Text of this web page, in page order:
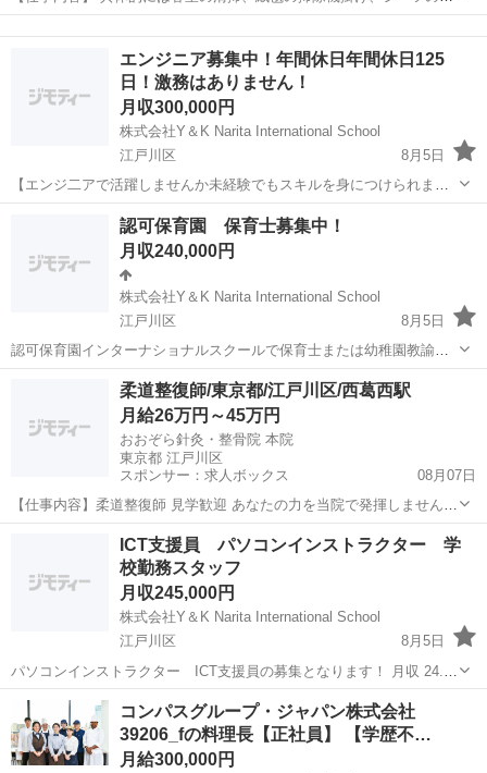
替え、バスルームの水滴拭き取り、アメニティの補充、メイドさんの
シフト管理などをして頂きます。複雑な業務もなく、未経験の方でも
安心して働けます。 【サポー...
エンジニア募集中！年間休日年間休日125
日！激務はありません！
月収300,000円
株式会社Y＆K Narita International School
江戸川区
8月5日
【エンジ二アで活躍しませんか未経験でもスキルを身につけられま
す】 未経験者でも大歓迎です！経験者尚更大歓迎です！ エンジニアに
なってスキルを手に入れ将来独立したい方大歓迎です！ 【職務内容】
・ エンジニアとして...
江戸川区 その他 業務
認可保育園 保育士募集中！
月収240,000円
株式会社Y＆K Narita International School
江戸川区
8月5日
認可保育園インターナショナルスクールで保育士または幼稚園教諭の
募集です。 日常では英語を使いますので英語力がある方が望ましいで
す。 英語が苦手な方でも構いません。 留学経験や海外生活の経験があ
る方大歓迎！ 外国人スタ...
江戸川区 保育士
柔道整復師/東京都/江戸川区/西葛西駅
月給26万円～45万円
おおぞら針灸・整骨院 本院
東京都 江戸川区
スポンサー：求人ボックス
08月07日
【仕事内容】柔道整復師 見学歓迎 あなたの力を当院で発揮しません
か。未経験者歓迎、経験者優遇 施術を中心にした院内業務全般 受付、
電気、マッサージ、姿勢矯正(頸椎矯正、骨盤矯正)、鍼灸、カッピン
グ、超音波等、組織運営 オイルマッサ...
ICT支援員 パソコンインストラクター 学
校勤務スタッフ
月収245,000円
株式会社Y＆K Narita International School
江戸川区
8月5日
パソコンインストラクター ICT支援員の募集となります！ 月収 24.5
万円～ 勤務日 月曜日～金曜日（土日祝休み） 勤務時間 学校滞在：
8:30※～17:30の間の連続した8時間（うち休憩１時間）＋自宅での
報...
東京 江戸川区 講師 社会保険
コンパスグループ・ジャパン株式会社
39206_fの料理長【正社員】 【学歴不…
月給300,000円